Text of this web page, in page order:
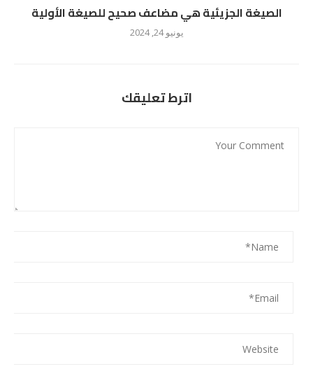
الصيغة الجزيئية هي مضاعف صحيح للصيغة الأولية
يونيو 24, 2024
اترط تعليقك